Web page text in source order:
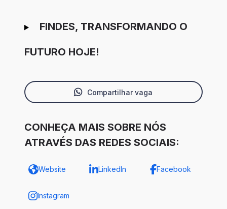
FINDES, TRANSFORMANDO O
FUTURO HOJE!
Compartilhar vaga
CONHEÇA MAIS SOBRE NÓS
ATRAVÉS DAS REDES SOCIAIS:
Website LinkedIn Facebook
Instagram